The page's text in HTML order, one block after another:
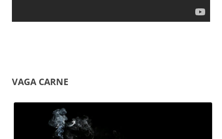
VAGA CARNE